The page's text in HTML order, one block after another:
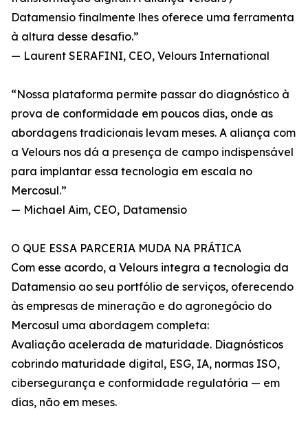
Datamensio finalmente lhes oferece uma ferramenta
à altura desse desafio.”
— Laurent SERAFINI, CEO, Velours International
“Nossa plataforma permite passar do diagnóstico à
prova de conformidade em poucos dias, onde as
abordagens tradicionais levam meses. A aliança com
a Velours nos dá a presença de campo indispensável
para implantar essa tecnologia em escala no
Mercosul.”
— Michael Aim, CEO, Datamensio
O QUE ESSA PARCERIA MUDA NA PRÁTICA
Com esse acordo, a Velours integra a tecnologia da
Datamensio ao seu portfólio de serviços, oferecendo
às empresas de mineração e do agronegócio do
Mercosul uma abordagem completa:
Avaliação acelerada de maturidade. Diagnósticos
cobrindo maturidade digital, ESG, IA, normas ISO,
cibersegurança e conformidade regulatória — em
dias, não em meses.